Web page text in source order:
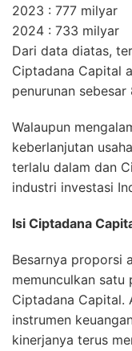
2023 : 777 milyar
2024 : 733 milyar
Dari data diatas,
Ciptadana Capital
penurunan
Walaupun
keberlanjutan
terlalu dalam dan
industri investasi
Isi Ciptadana
Besarnya proporsi
memunculkan satu
Ciptadana Capital.
instrumen
kinerjanya terus